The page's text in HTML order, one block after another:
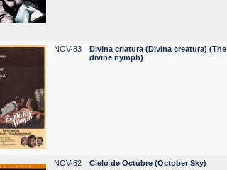
NOV-83
Divina criatura (Divina creatura) (The
divine nymph)
NOV-82 Cielo de Octubre (October Sky)